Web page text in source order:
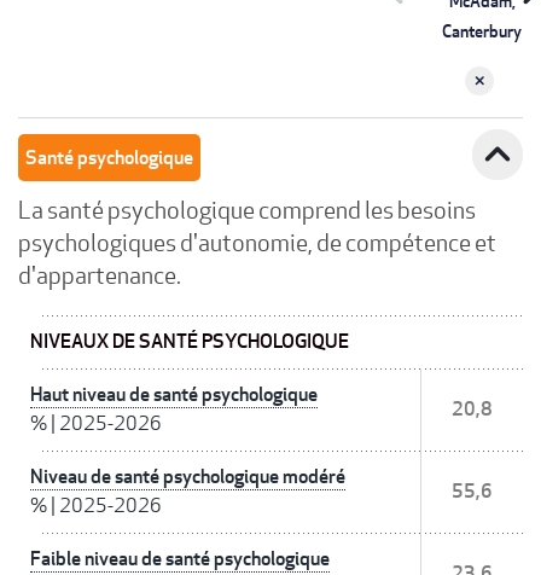
Canterbury
Santé psychologique expand_less
La santé psychologique comprend les besoins
psychologiques d'autonomie, de compétence et
d'appartenance.
NIVEAUX DE SANTÉ PSYCHOLOGIQUE
Haut niveau de santé psychologique
% 2025-2026
20,8
Niveau de santé psychologique modéré
% 2025-2026
55,6
Faible niveau de santé psychologique